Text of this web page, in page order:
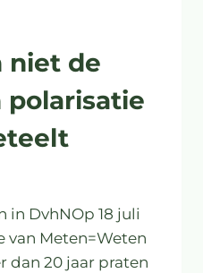
niet de
polarisatie
in DvhNOp 18 juli
van Meten=Weten
dan 20 jaar praten